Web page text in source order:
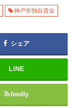
神戸市独自資金
シェア
feedly